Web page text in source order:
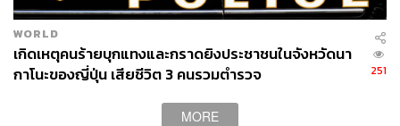
WORLD
เกิดเหตุคนร้ายบุกแทงและกราดยิงประชาชนในจังหวัดนา
กาโนะของญี่ปุ่น เสียชีวิต 3 คนรวมตำรวจ
251
MORE